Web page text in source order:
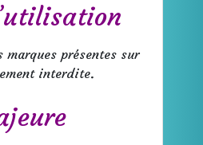
présentes sur
interdite.